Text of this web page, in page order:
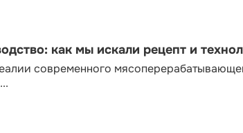
как мы искали рецепт и
современного